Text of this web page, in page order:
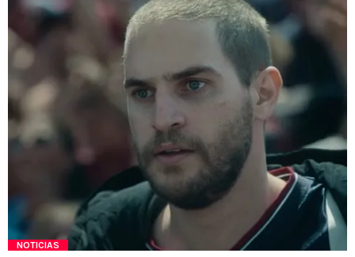
NOTICIAS